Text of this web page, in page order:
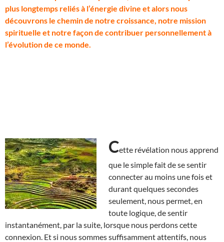
plus longtemps reliés à l’énergie divine et alors nous
découvrons le chemin de notre croissance, notre mission
spirituelle et notre façon de contribuer personnellement à
l’évolution de ce monde.
Cette révélation nous apprend
que le simple fait de se sentir
connecter au moins une fois et
durant quelques secondes
seulement, nous permet, en
toute logique, de sentir
instantanément, par la suite, lorsque nous perdons cette
connexion. Et si nous sommes suffisamment attentifs, nous